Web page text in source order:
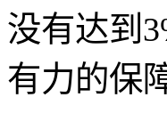
没有达到
有力的保